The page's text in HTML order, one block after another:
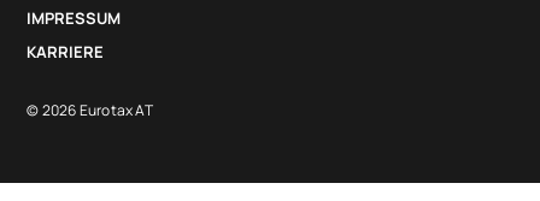
IMPRESSUM
KARRIERE
© 2026 Eurotax AT